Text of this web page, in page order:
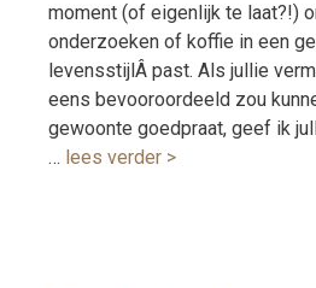
moment (of eigenlijk te laat?!)
onderzoeken of koffie in een
levensstijlÂ past. Als jullie
eens bevooroordeeld zou
gewoonte goedpraat, geef ik
… lees verder >